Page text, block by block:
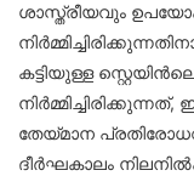
ശാസ്ത്രീയവും
കട്ടിയുള്ള
തേയ്മാന
ദീർഘകാലം